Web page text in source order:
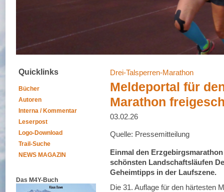
Quicklinks
Bücher
Autoren
Interna / Kommentar
Leserpost
Logo-Download
Trail-Suche
NEWS MAGAZIN
Das M4Y-Buch
Drei-Talsperren-Marathon
Meldeportal für
Marathon
03.02.26
Quelle: Pressemitteilung
Einmal den
schönsten Landschaftsläufen
Geheimtipps in der Laufszene.
Die 31. Auflage für den härtesten